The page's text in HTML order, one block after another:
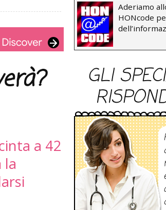
a 42
la
Aderiamo
HONcode
GLI